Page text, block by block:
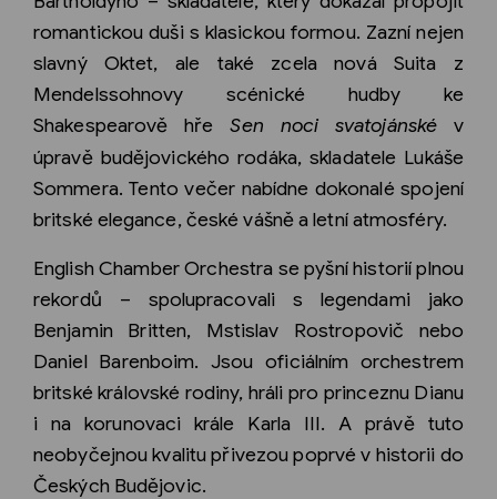
romantickou duši s klasickou formou. Zazní nejen
slavný Oktet, ale také zcela nová Suita z
Mendelssohnovy scénické hudby ke
Shakespearově hřeSen noci svatojánské v
úpravě budějovického rodáka, skladatele Lukáše
Sommera. Tento večer nabídne dokonalé spojení
britské elegance, české vášně a letní atmosféry.
English Chamber Orchestra se pyšní historií plnou
rekordů – spolupracovali s legendami jako
Benjamin Britten, Mstislav Rostropovič nebo
Daniel Barenboim. Jsou oficiálním orchestrem
britské královské rodiny, hráli pro princeznu Dianu
i na korunovaci krále Karla III. A právě tuto
neobyčejnou kvalitu přivezou poprvé v historii do
Českých Budějovic.